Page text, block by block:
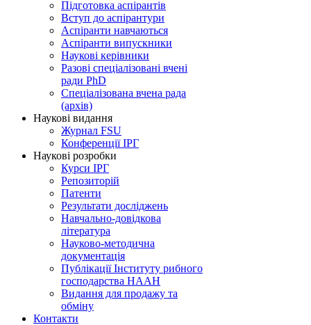
Підготовка аспірантів
Вступ до аспірантури
Аспіранти навчаються
Аспіранти випускники
Наукові керівники
Разові спеціалізовані вчені
ради PhD
Спеціалізована вчена рада
(архів)
Наукові видання
Журнал FSU
Конференції ІРГ
Наукові розробки
Курси ІРГ
Репозиторій
Патенти
Результати досліджень
Навчально-довідкова
література
Науково-методична
документація
Публікації Інституту рибного
господарства НААН
Видання для продажу та
обміну
Контакти